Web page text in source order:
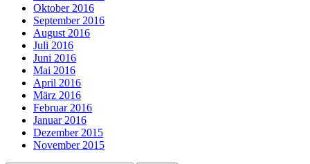
Oktober 2016
September 2016
August 2016
Juli 2016
Juni 2016
Mai 2016
April 2016
März 2016
Februar 2016
Januar 2016
Dezember 2015
November 2015